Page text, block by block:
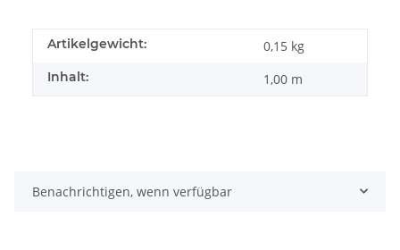
Artikelgewicht: 0,15 kg
Inhalt: 1,00 m
Benachrichtigen, wenn verfügbar